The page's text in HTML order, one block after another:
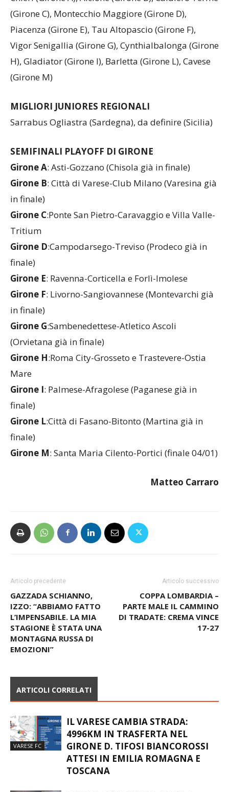
QUALIFICATE AGLI OTTAVI DI FINALE
Chieri (Girone A), Alcione (Girone B), Caldiero Terme
(Girone C), Montecchio Maggiore (Girone D),
Piacenza (Girone E), Tau Altopascio (Girone F),
Vigor Senigallia (Girone G), Cynthialbalonga (Girone
(Girone M)
Sarrabus Ogliastra (Sardegna), da definire (Sicilia)
SEMIFINALI PLAYOFF DI GIRONE
Girone A
Girone B: Città di Varese-Club Milano (Varesina già
in finale)
Girone C:Ponte San Pietro-Caravaggio e Villa Valle-
Tritium
Girone D :Campodarsego-Treviso (Prodeco già in
finale)
Girone E
Girone F: Livorno-Sangiovannese (Montevarchi già
in finale)
Girone G:Sambenedettese-Atletico Ascoli
(Orvietana già in finale)
Girone H :Roma City-Grosseto e Trastevere-Ostia
Mare
Girone I : Palmese-Afragolese (Paganese già in
finale)
Girone L:Città di Fasano-Bitonto (Martina già in
: Santa Maria Cilento-Portici (finale 04/01)
Articolo precedente
GAZZADA SCHIANNO,
IZZO: “ABBIAMO FATTO
L’IMPENSABILE. LA MIA
STAGIONE È STATA UNA
EMOZIONI”
Articolo successivo
COPPA LOMBARDIA –
PARTE MALE IL CAMMINO
ARTICOLI CORRELATI
IL VARESE CAMBIA STRADA:
4996KM IN TRASFERTA NEL
GIRONE D. TIFOSI BIANCOROSSI